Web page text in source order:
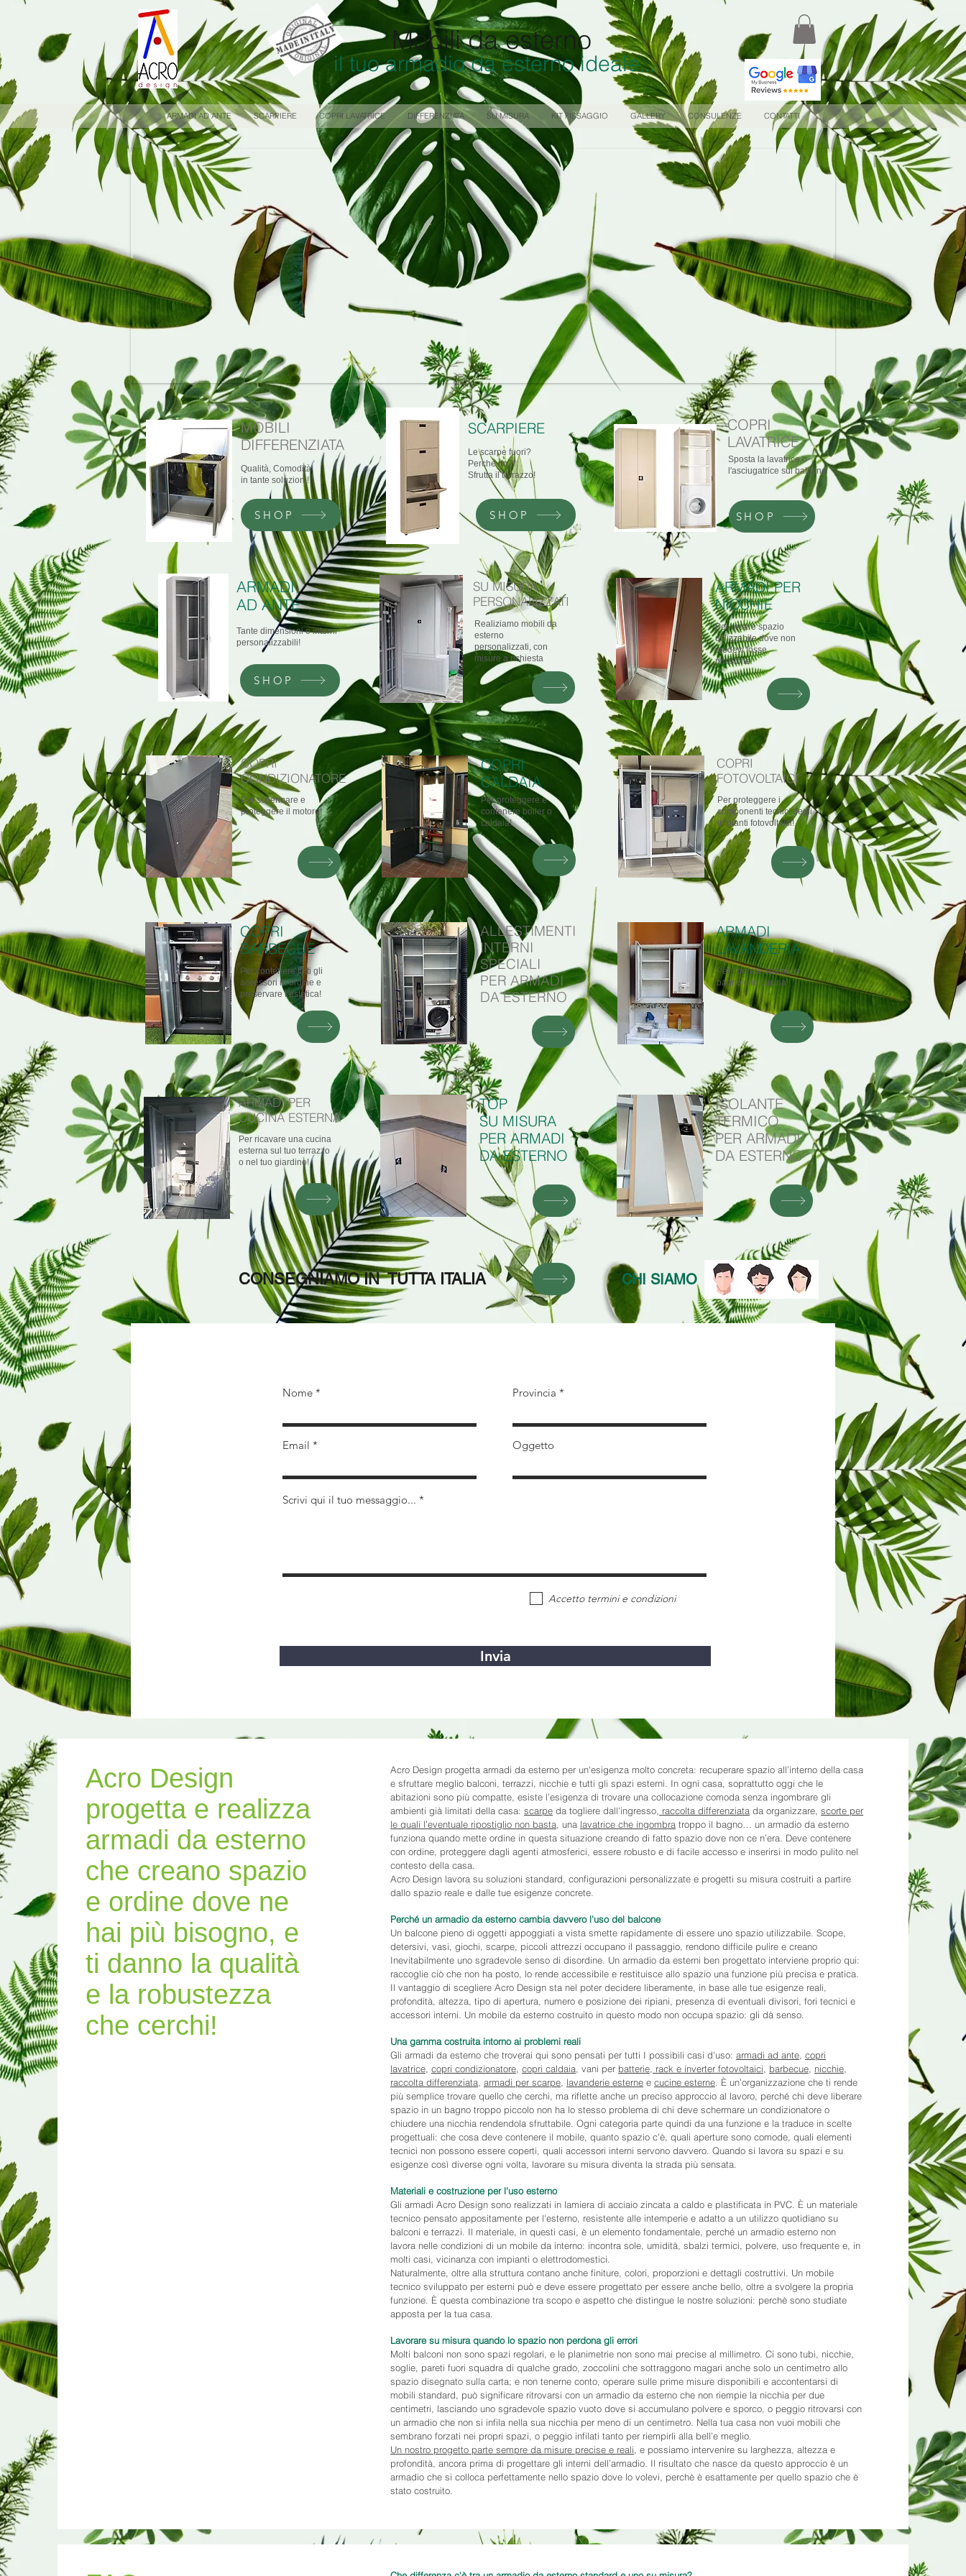
Mobili da esterno
il tuo armadio da esterno ideale...
ARMADI AD ANTE SCARPIERE COPRI LAVATRICE DIFFERENZIATA SU MISURA KIT FISSAGGIO GALLERY CONSULENZE CONTATTI
MOBILI
DIFFERENZIATA
Qualità, Comodità
in tante soluzioni!
SHOP
ARMADI
AD ANTE
Tante dimensioni e interni
personalizzabili!
SHOP
SCARPIERE
Le scarpe fuori?
Perchè no?!
Sfrutta il terrazzo!
SHOP
SUMISURA
PERSONALIZZATI
Realiziamo mobili da
esterno
personalizzati, con
misure a richiesta
COPRI
LAVATRICE
Sposta la lavatrice o
l'asciugatrice sul balcone
SHOP
ARMADI PER
NICCHIE
Per creare spazio
utilizzabile dove non
credevi fosse
possibile!
COPRI
CONDIZIONATORE
Per schermare e
proteggere il motore!
COPRI
CALDAIA
Per proteggere e
contenere boiler o
caldaia!
COPRI
FOTOVOLTAICI
Per proteggere i
componenti tecnici degli
impianti fotovoltaici!
COPRI
BARBECUE
Per contenere tutti gli
accessori in ordine e
preservare l’estetica!
ALLESTIMENTI
INTERNI
SPECIALI
PER ARMADI
DA ESTERNO
ARMADI
LAVANDERIA
Per liberare spazio in
bagno o in cucina!
ARMADI PER
CUCINA ESTERNA
Per ricavare una cucina
esterna sul tuo terrazzo
o nel tuo giardino!
TOP
SU MISURA
PER ARMADI
DA ESTERNO
ISOLANTE
TERMICO
PER ARMADI
DA ESTERNO
CONSEGNIAMO IN TUTTA ITALIA CHI SIAMO
Nome
Email
Provincia
Oggetto
Scrivi qui il tuo messaggio...
Accetto termini e condizioni
Invia
Acro Design
progetta e realizza
armadi da esterno
che creano spazio
e ordine dove ne
hai più bisogno, e
ti danno la qualità
e la robustezza
che cerchi!
Acro Design progetta armadi da esterno per un'esigenza molto concreta: recuperare spazio all’interno della casa
e sfruttare meglio balconi, terrazzi, nicchie e tutti gli spazi esterni. In ogni casa, soprattutto oggi che le
abitazioni sono più compatte, esiste l’esigenza di trovare una collocazione comoda senza ingombrare gli
ambienti già limitati della casa:scarpe da togliere dall'ingresso, raccolta differenziata da organizzare,scorte per
le quali l’eventuale ripostiglio non basta , una lavatrice che ingombra troppo il bagno… un armadio da esterno
funziona quando mette ordine in questa situazione creando di fatto spazio dove non ce n’era. Deve contenere
con ordine, proteggere dagli agenti atmosferici, essere robusto e di facile accesso e inserirsi in modo pulito nel
contesto della casa.
Acro Design lavora su soluzioni standard, configurazioni personalizzate e progetti su misura costruiti a partire
dallo spazio reale e dalle tue esigenze concrete.
Perché un armadio da esterno cambia davvero l'uso del balcone
Un balcone pieno di oggetti appoggiati a vista smette rapidamente di essere uno spazio utilizzabile. Scope,
detersivi, vasi, giochi, scarpe, piccoli attrezzi occupano il passaggio, rendono difficile pulire e creano
Inevitabilmente uno sgradevole senso di disordine. Un armadio da esterni ben progettato interviene proprio qui:
raccoglie ciò che non ha posto, lo rende accessibile e restituisce allo spazio una funzione più precisa e pratica.
Il vantaggio di scegliere Acro Design sta nel poter decidere liberamente, in base alle tue esigenze reali,
profondità, altezza, tipo di apertura, numero e posizione dei ripiani, presenza di eventuali divisori, fori tecnici e
accessori interni. Un mobile da esterno costruito in questo modo non occupa spazio: gli dà senso.
Una gamma costruita intorno ai problemi reali
Gli armadi da esterno che troverai qui sono pensati per tutti I possibili casi d'uso:armadi ad ante ,copri
lavatrice ,copri condizionatore ,copri caldaia , vani per batterie, rack e inverter fotovoltaici barbecue nicchie
raccolta differenziata ,armadi per scarpe lavanderie esterne ecucine esterne . È un’organizzazione che ti rende
più semplice trovare quello che cerchi, ma riflette anche un preciso approccio al lavoro, perché chi deve liberare
spazio in un bagno troppo piccolo non ha lo stesso problema di chi deve schermare un condizionatore o
chiudere una nicchia rendendola sfruttabile. Ogni categoria parte quindi da una funzione e la traduce in scelte
progettuali: che cosa deve contenere il mobile, quanto spazio c'è, quali aperture sono comode, quali elementi
tecnici non possono essere coperti, quali accessori interni servono davvero. Quando si lavora su spazi e su
esigenze così diverse ogni volta, lavorare su misura diventa la strada più sensata.
Materiali e costruzione per l'uso esterno
Gli armadi Acro Design sono realizzati in lamiera di acciaio zincata a caldo e plastificata in PVC. È un materiale
tecnico pensato appositamente per l'esterno, resistente alle intemperie e adatto a un utilizzo quotidiano su
balconi e terrazzi. Il materiale, in questi casi, è un elemento fondamentale, perché un armadio esterno non
lavora nelle condizioni di un mobile da interno: incontra sole, umidità, sbalzi termici, polvere, uso frequente e, in
molti casi, vicinanza con impianti o elettrodomestici.
Naturalmente, oltre alla struttura contano anche finiture, colori, proporzioni e dettagli costruttivi. Un mobile
tecnico sviluppato per esterni può e deve essere progettato per essere anche bello, oltre a svolgere la propria
funzione. È questa combinazione tra scopo e aspetto che distingue le nostre soluzioni: perchè sono studiate
apposta per la tua casa.
Lavorare su misura quando lo spazio non perdona gli errori
Molti balconi non sono spazi regolari, e le planimetrie non sono mai precise al millimetro. Ci sono tubi, nicchie,
soglie, pareti fuori squadra di qualche grado, zoccolini che sottraggono magari anche solo un centimetro allo
spazio disegnato sulla carta; e non tenerne conto, operare sulle prime misure disponibili e accontentarsi di
mobili standard, può significare ritrovarsi con un armadio da esterno che non riempie la nicchia per due
centimetri, lasciando uno sgradevole spazio vuoto dove si accumulano polvere e sporco, o peggio ritrovarsi con
un armadio che non si infila nella sua nicchia per meno di un centimetro. Nella tua casa non vuoi mobili che
sembrano forzati nei propri spazi, o peggio infilati tanto per riempirli alla bell’e meglio.
Un nostro progetto parte sempre da misure precise e reali , e possiamo intervenire su larghezza, altezza e
profondità, ancora prima di progettare gli interni dell’armadio. Il risultato che nasce da questo approccio è un
armadio che si colloca perfettamente nello spazio dove lo volevi, perchè è esattamente per quello spazio che è
stato costruito.